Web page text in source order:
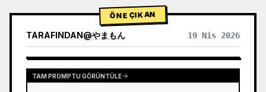
default=\"yumuşak mor ve mavi gr…
ÖNE ÇIKAN
TARAFINDAN@やまもん 19 Nis 2026
DIĞER MODELLERIN SONUÇLARINI GÖRÜNTÜLE
TAM PROMPTU GÖRÜNTÜLE